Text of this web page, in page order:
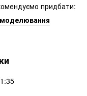
придбати:
1:35